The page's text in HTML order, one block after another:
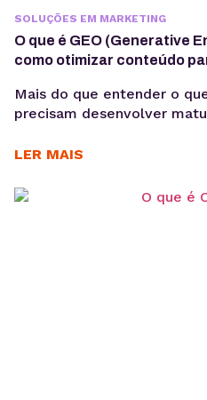
SOLUÇÕES EM MARKETING
O que é GEO (Generative
como otimizar conteúdo
Mais do que entender o
precisam desenvolver
intenção, consistência
sem comprometer a
LER MAIS